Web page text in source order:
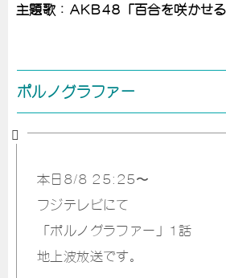
主題歌：AKB48「百合を咲かせる
ポルノグラファー
本日8/8 25:25〜
フジテレビにて
「ポルノグラファー」1話
地上波放送です。